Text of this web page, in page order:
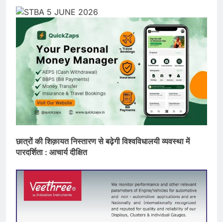
छात्रों की शिक़ायत निस्तारण से बढ़ेगी विश्वविधालयी व्यवस्था में
पारदर्शिता : आचार्य दीक्षित